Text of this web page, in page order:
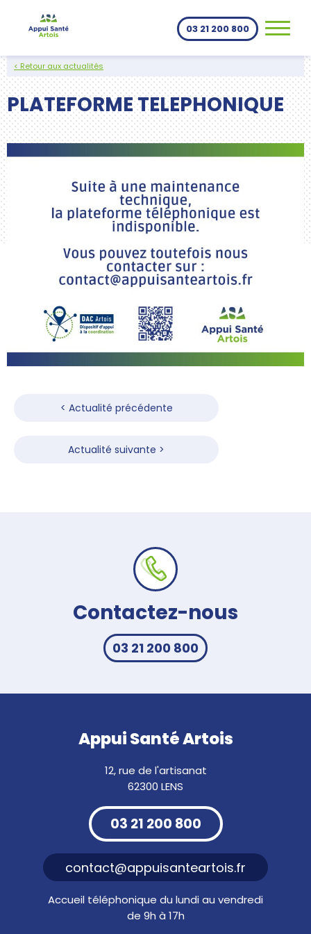
03 21 200 800
< Retour aux actualités
PLATEFORME TELEPHONIQUE
< Actualité précédente
Actualité suivante >
Contactez-nous
03 21 200 800
Appui Santé Artois
12, rue de l'artisanat
62300 LENS
03 21 200 800
contact@appuisanteartois.fr
Accueil téléphonique du lundi au vendredi
de 9h à 17h